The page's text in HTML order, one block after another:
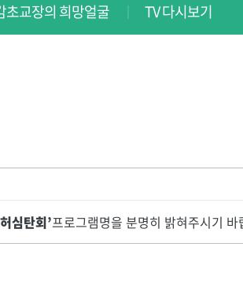
초교장의 희망얼굴 TV 다시보기
심탄회’프로그램명을 분명히 밝혀주시기 바